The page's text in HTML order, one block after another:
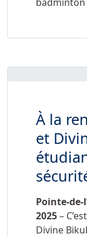
À la
et
Pointe-de-
2025–
Divine